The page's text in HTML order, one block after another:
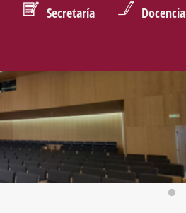
Secretaría Docencia